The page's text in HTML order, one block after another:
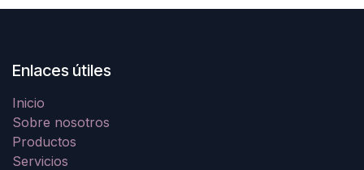
Enlaces útiles
Inicio
Sobre nosotros
Productos
Servicios